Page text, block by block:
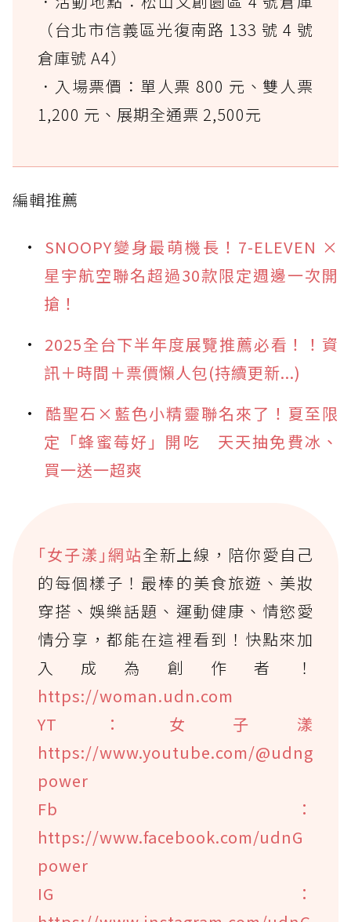
（台北市信義區光復南路 133 號 4 號
倉庫號 A4）
．入場票價：單人票 800 元、雙人票
1,200 元、展期全通票 2,500元
編輯推薦
SNOOPY變身最萌機長！7-ELEVEN ×
星宇航空聯名超過30款限定週邊一次開
搶！
2025全台下半年度展覽推薦必看！！資
訊＋時間＋票價懶人包(持續更新...)
酷聖石×藍色小精靈聯名來了！夏至限
定「蜂蜜莓好」開吃 天天抽免費冰、
買一送一超爽
｢女子漾｣網站全新上線，陪你愛自己
的每個樣子！最棒的美食旅遊、美妝
穿搭、娛樂話題、運動健康、情慾愛
情分享，都能在這裡看到！快點來加
入成為創作者！
https://woman.udn.com
YT：女子漾
https://www.youtube.com/@udng
power
Fb：
https://www.facebook.com/udnG
power
IG：